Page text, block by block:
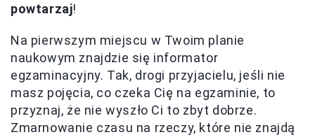
powtarzaj!
Na pierwszym miejscu w Twoim planie
naukowym znajdzie się informator
egzaminacyjny. Tak, drogi przyjacielu, jeśli nie
masz pojęcia, co czeka Cię na egzaminie, to
przyznaj, że nie wyszło Ci to zbyt dobrze.
Zmarnowanie czasu na rzeczy, które nie znajdą